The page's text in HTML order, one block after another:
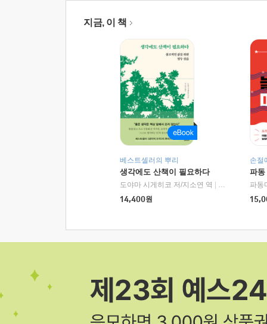
지금, 이 책
베스트셀러의 뿌리
생각에도 산책이 필요하다
도야마 시게히코 저/지소연 역
알에이치코리
14,400원
손절
파동
파동